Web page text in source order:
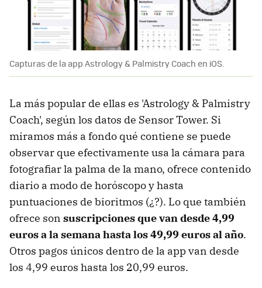
Capturas de la app Astrology & Palmistry Coach en iOS.
La más popular de ellas es 'Astrology & Palmistry
Coach', según los datos de Sensor Tower. Si
miramos más a fondo qué contiene se puede
observar que efectivamente usa la cámara para
fotografiar la palma de la mano, ofrece contenido
diario a modo de horóscopo y hasta
puntuaciones de bioritmos (¿?). Lo que también
ofrece son suscripciones que van desde 4,99
euros a la semana hasta los 49,99 euros al año.
Otros pagos únicos dentro de la app van desde
los 4,99 euros hasta los 20,99 euros.